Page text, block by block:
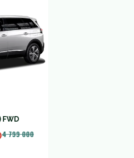
FWD
4 799 000